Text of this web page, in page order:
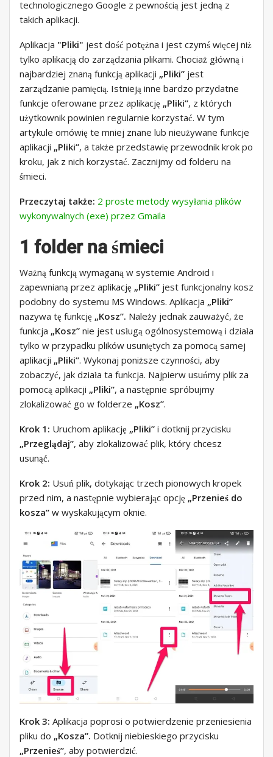
technologicznego Google z pewnością jest jedną z
takich aplikacji.
Aplikacja "Pliki" jest dość potężna i jest czymś więcej niż
tylko aplikacją do zarządzania plikami. Chociaż główną i
najbardziej znaną funkcją aplikacji „Pliki” jest
zarządzanie pamięcią. Istnieją inne bardzo przydatne
funkcje oferowane przez aplikację „Pliki”, z których
użytkownik powinien regularnie korzystać. W tym
artykule omówię te mniej znane lub nieużywane funkcje
aplikacji „Pliki”, a także przedstawię przewodnik krok po
kroku, jak z nich korzystać. Zacznijmy od folderu na
śmieci.
Przeczytaj także: 2 proste metody wysyłania plików
wykonywalnych (exe) przez Gmaila
1 folder na śmieci
Ważną funkcją wymaganą w systemie Android i
zapewnianą przez aplikację „Pliki” jest funkcjonalny kosz
podobny do systemu MS Windows. Aplikacja „Pliki”
nazywa tę funkcję „Kosz”. Należy jednak zauważyć, że
funkcja „Kosz” nie jest usługą ogólnosystemową i działa
tylko w przypadku plików usuniętych za pomocą samej
aplikacji „Pliki”. Wykonaj poniższe czynności, aby
zobaczyć, jak działa ta funkcja. Najpierw usuńmy plik za
pomocą aplikacji „Pliki”, a następnie spróbujmy
zlokalizować go w folderze „Kosz”.
Krok 1: Uruchom aplikację „Pliki” i dotknij przycisku
„Przeglądaj”, aby zlokalizować plik, który chcesz
usunąć.
Krok 2: Usuń plik, dotykając trzech pionowych kropek
przed nim, a następnie wybierając opcję „Przenieś do
kosza” w wyskakującym oknie.
Krok 3: Aplikacja poprosi o potwierdzenie przeniesienia
pliku do „Kosza”. Dotknij niebieskiego przycisku
„Przenieś”, aby potwierdzić.